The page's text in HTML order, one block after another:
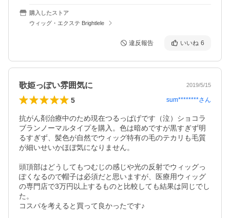
購入したストア
ウィッグ・エクステ Brightlele
違反報告 いいね 6
歌姫っぽい雰囲気に 2019/5/15
5 sum********さん
抗がん剤治療中のため現在つるっぱげです（泣）ショコラ
ブランノーマルタイプを購入。色は暗めですが黒すぎず明
るすぎず、髪色が自然でウィッグ特有の毛のテカリも毛質
が細いせいかほぼ気になりません。
頭頂部はどうしてもつむじの感じや光の反射でウィッグっ
ぽくなるので帽子は必須だと思いますが、医療用ウィッグ
の専門店で3万円以上するものと比較しても結果は同じでし
た。
コスパを考えると買って良かったです♪